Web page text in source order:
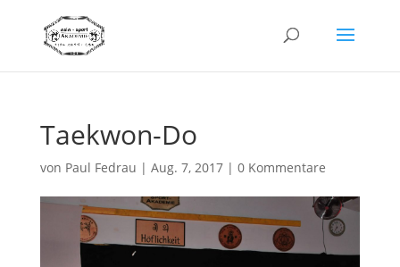
Taekwon-Do
von Paul Fedrau | Aug. 7, 2017| 0 Kommentare